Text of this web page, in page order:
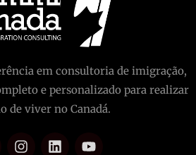
em consultoria de imigração,
e personalizado para realizar
de viver no Canadá.